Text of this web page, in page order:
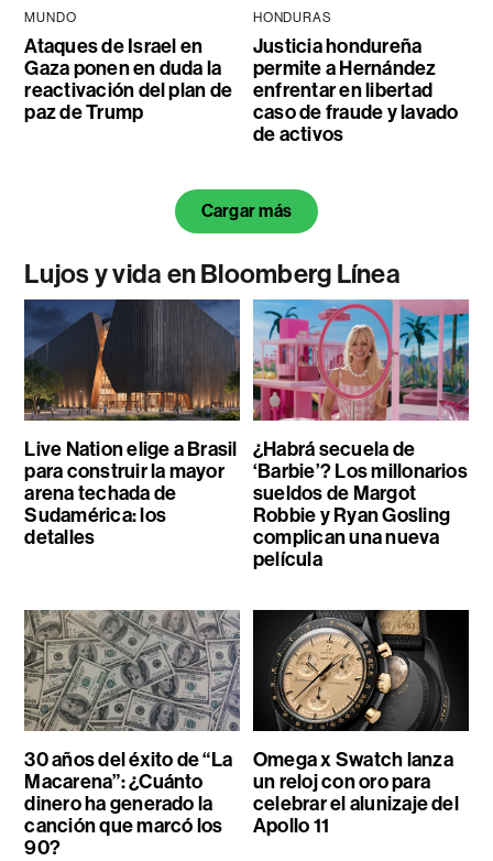
MUNDO
Ataques de Israel en
Gaza ponen en duda la
reactivación del plan de
paz de Trump
HONDURAS
Justicia hondureña
permite a Hernández
enfrentar en libertad
caso de fraude y lavado
de activos
Cargar más
Lujos y vida en Bloomberg Línea
Live Nation elige a Brasil
para construir la mayor
arena techada de
Sudamérica: los
detalles
¿Habrá secuela de
‘Barbie’? Los millonarios
sueldos de Margot
Robbie y Ryan Gosling
complican una nueva
película
30 años del éxito de “La
Macarena”: ¿Cuánto
dinero ha generado la
canción que marcó los
90?
Omega x Swatch lanza
un reloj con oro para
celebrar el alunizaje del
Apollo 11